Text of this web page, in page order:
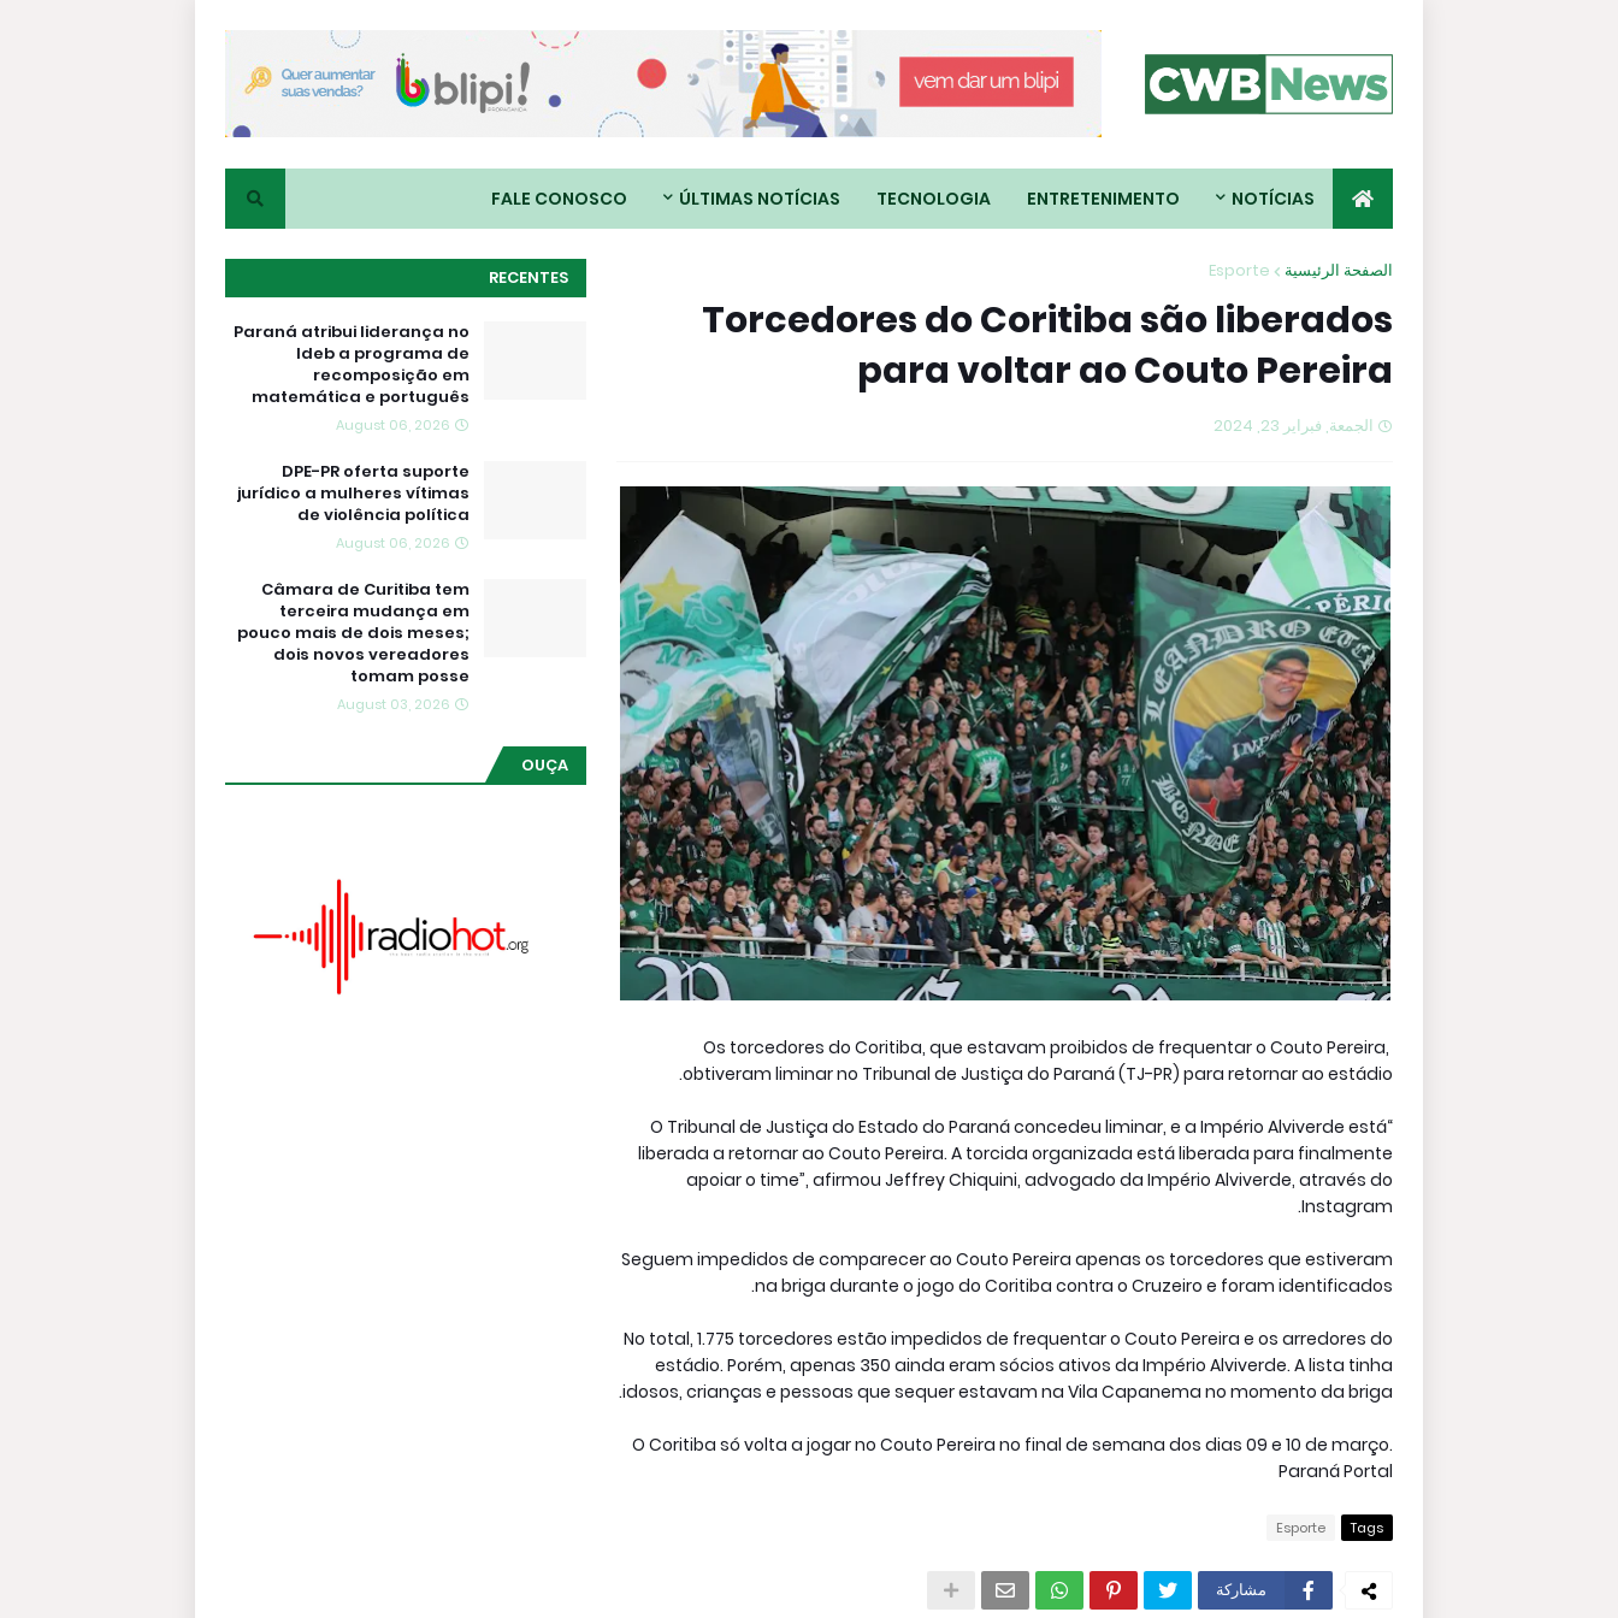
NOTÍCIAS
ENTRETENIMENTO
TECNOLOGIA
ÚLTIMAS NOTÍCIAS
FALE CONOSCO
الصفحة الرئيسية Esporte
Torcedores do Coritiba são liberados
para voltar ao Couto Pereira
الجمعة, فبراير 23, 2024
Os torcedores do Coritiba, que estavam proibidos de frequentar o Couto Pereira,
obtiveram liminar no Tribunal de Justiça do Paraná (TJ-PR) para retornar ao estádio.
“O Tribunal de Justiça do Estado do Paraná concedeu liminar, e a Império Alviverde está
liberada a retornar ao Couto Pereira. A torcida organizada está liberada para finalmente
apoiar o time”, afirmou Jeffrey Chiquini, advogado da Império Alviverde, através do
Instagram.
Seguem impedidos de comparecer ao Couto Pereira apenas os torcedores que estiveram
na briga durante o jogo do Coritiba contra o Cruzeiro e foram identificados.
No total, 1.775 torcedores estão impedidos de frequentar o Couto Pereira e os arredores do
estádio. Porém, apenas 350 ainda eram sócios ativos da Império Alviverde. A lista tinha
idosos, crianças e pessoas que sequer estavam na Vila Capanema no momento da briga.
O Coritiba só volta a jogar no Couto Pereira no final de semana dos dias 09 e 10 de março.
Paraná Portal
Tags
Esporte
مشاركة
RECENTES
Paraná atribui liderança no
Ideb a programa de
recomposição em
matemática e português
August 06, 2026
DPE-PR oferta suporte
jurídico a mulheres vítimas
de violência política
August 06, 2026
Câmara de Curitiba tem
terceira mudança em
pouco mais de dois meses;
dois novos vereadores
tomam posse
August 03, 2026
OUÇA